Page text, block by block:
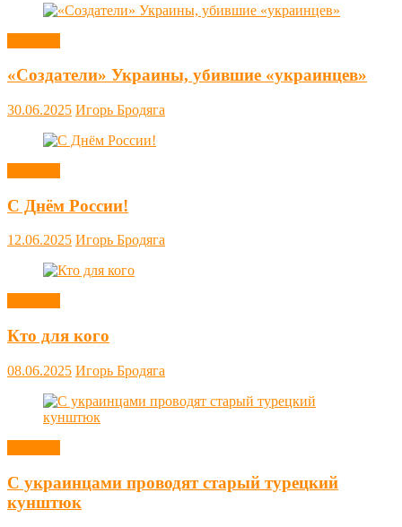
«Создатели» Украины, убившие «украинцев»
30.06.2025 Игорь Бродяга
С Днём России!
12.06.2025 Игорь Бродяга
Кто для кого
08.06.2025 Игорь Бродяга
С украинцами проводят старый турецкий
кунштюк